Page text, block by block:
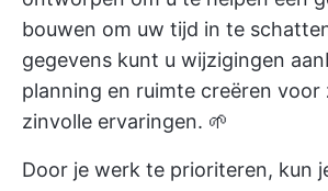
bouwen om uw tijd in te
gegevens kunt u wijzigingen
planning en ruimte creëren voor
zinvolle ervaringen. 🌱
Door je werk te prioriteren, kun